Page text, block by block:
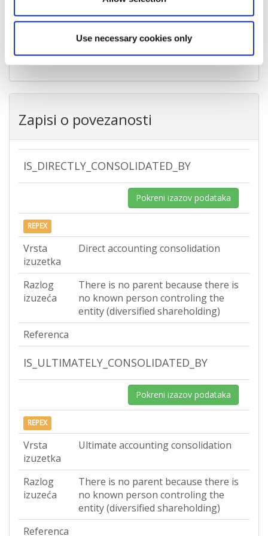
Use necessary cookies only
Grad
Nin
Zapisi o povezanosti
IS_DIRECTLY_CONSOLIDATED_BY
Pokreni izazov podataka
REPEX
Vrsta
izuzetka
Direct accounting consolidation
Razlog
izuzeća
There is no parent because there is
no known person controling the
entity (diversified shareholding)
Referenca
IS_ULTIMATELY_CONSOLIDATED_BY
Pokreni izazov podataka
REPEX
Vrsta
izuzetka
Ultimate accounting consolidation
Razlog
izuzeća
There is no parent because there is
no known person controling the
entity (diversified shareholding)
Referenca